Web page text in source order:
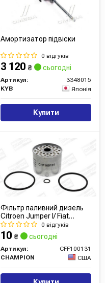
Амортизатор підвіски
0 відгуків
3 120 ₴ сьогодні
Артикул:
3348015
KYB
Японія
Купити
Фільтр паливний дизель
Citroen Jumper I/ Fiat
Ducato (CFF100131)
CHAMPION
0 відгуків
10 ₴ сьогодні
Артикул:
CFF100131
CHAMPION
США